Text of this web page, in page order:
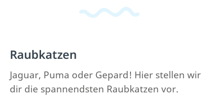
Raubkatzen
Jaguar, Puma oder Gepard! Hier stellen wir
dir die spannendsten Raubkatzen vor.